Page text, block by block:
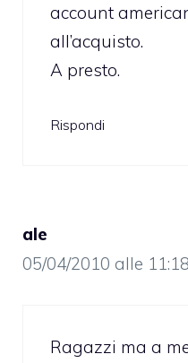
account
all’acquisto.
A presto.
Rispondi
ale
05/04/2010 alle 11:18
Ragazzi ma a